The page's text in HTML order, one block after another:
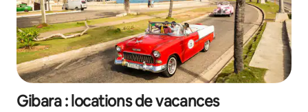
Gibara : locations de vacances